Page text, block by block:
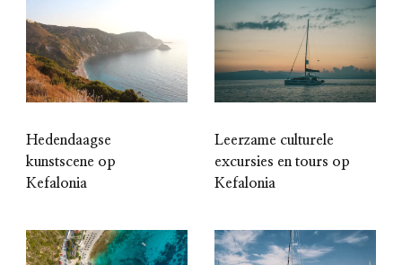
Hedendaagse
kunstscene op
Kefalonia
Leerzame culturele
excursies en tours op
Kefalonia